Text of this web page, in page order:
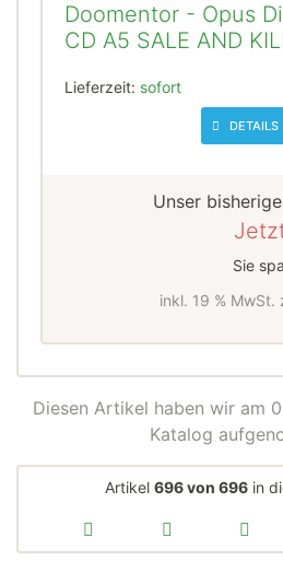
Doomentor - Opus
CD A5 SALE AND
Lieferzeit: sofort
DETAILS
Unser
Sie
inkl. 19 % MwSt.
Diesen Artikel haben wir am
Katalog
Artikel 696 von 696in